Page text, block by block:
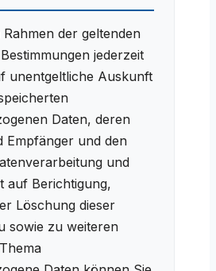
Rahmen der geltenden
jederzeit
unentgeltliche Auskunft
Daten, deren
Empfänger und den
und
auf Berichtigung,
Löschung dieser
sowie zu weiteren